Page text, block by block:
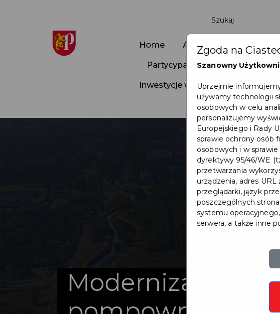
Home Aktualności
Partycypacja Społeczna
Inwestycje w Pruszczu Mapa
Modernizacja
Zgoda na
Szanowny
Uprzejmie
używamy technologii
osobowych w celu
personalizujemy
Europejskiego i Rady
sprawie ochrony osób
osobowych i w
dyrektywy 95/46/WE
przetwarzania
urządzenia, adres
przeglądarki, język
poszczególnych
systemu
serwera, a także inne